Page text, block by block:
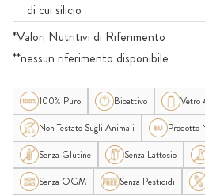
di cui silicio
*Valori Nutritivi di Riferimento
**nessun riferimento disponibile
100% Puro Bioattivo Vetro
Non Testato Sugli Animali
Prodotto
Senza Glutine
Senza Lattosio
Senza OGM
Senza Pesticidi